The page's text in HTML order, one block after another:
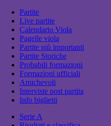
Partite
Live partite
Calendario Viola
Pagelle viola
Partite più importanti
Partite Storiche
Probabili formazioni
Formazioni ufficiali
Amichevoli
Interviste post partita
Info biglietti
Serie A